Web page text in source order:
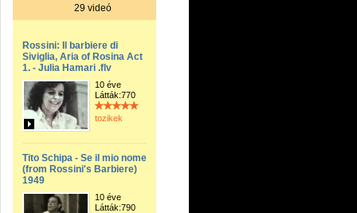
29 videó
Rossini: Il barbiere di
Siviglia, Aria of Rosina Act
1. - Julia Hamari .flv
10 éve
Látták:770
tozikek
Tito Schipa - Se il mio nome
(from Rossini's Barbiere)
1949
10 éve
Látták:790